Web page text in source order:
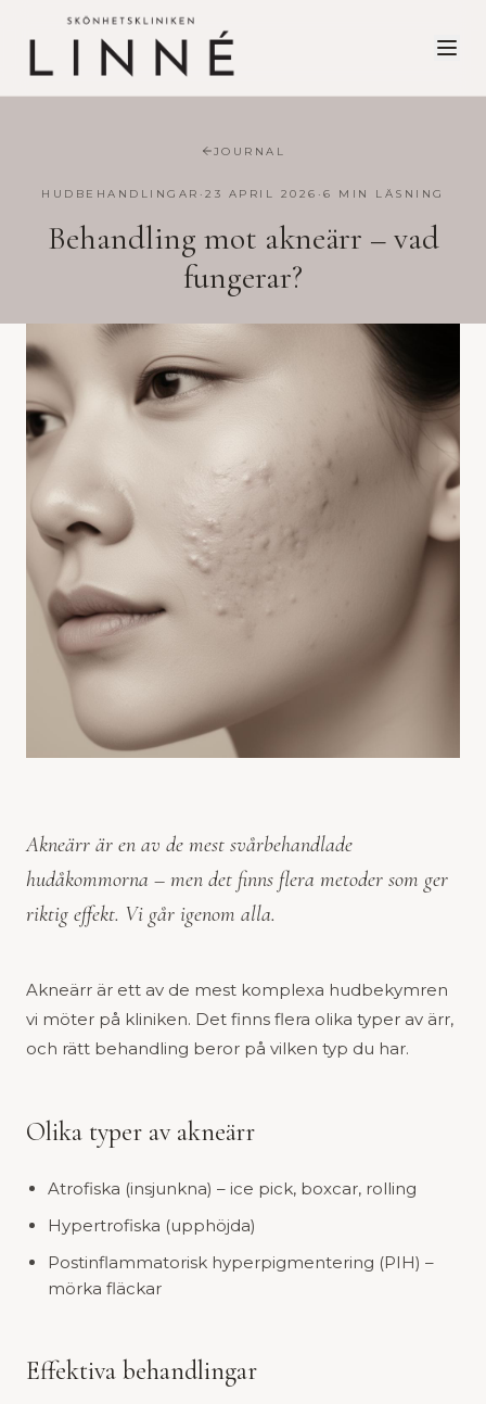
JOURNAL
HUDBEHANDLINGAR ·23 APRIL 2026 ·6 MIN LÄSNING
Behandling mot akneärr – vad
fungerar?
Akneärr är en av de mest svårbehandlade
hudåkommorna – men det finns flera metoder som ger
riktig effekt. Vi går igenom alla.
Akneärr är ett av de mest komplexa hudbekymren
vi möter på kliniken. Det finns flera olika typer av ärr,
och rätt behandling beror på vilken typ du har.
Olika typer av akneärr
Atrofiska (insjunkna) – ice pick, boxcar, rolling
Hypertrofiska (upphöjda)
Postinflammatorisk hyperpigmentering (PIH) –
mörka fläckar
Effektiva behandlingar